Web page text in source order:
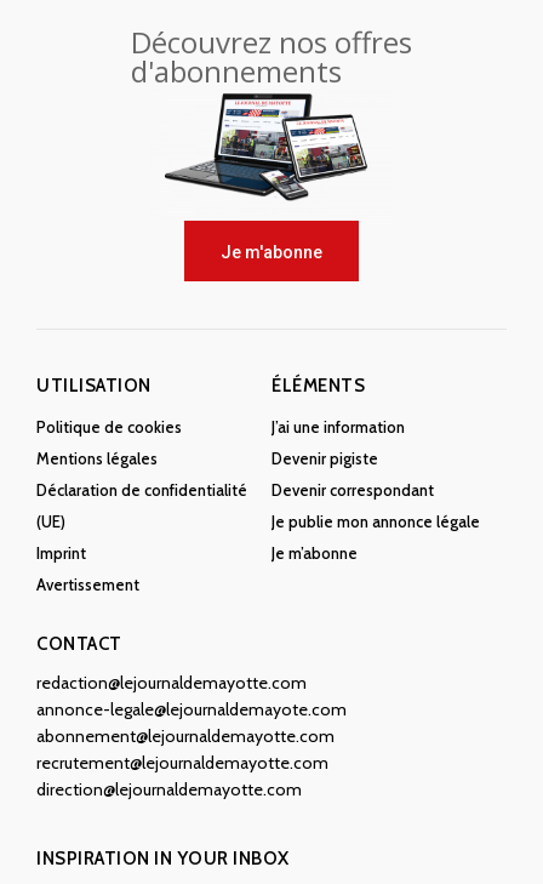
Découvrez nos offres
d'abonnements
Je m'abonne
UTILISATION
Politique de cookies
Mentions légales
Déclaration de confidentialité
(UE)
Imprint
Avertissement
ÉLÉMENTS
J’ai une information
Devenir pigiste
Devenir correspondant
Je publie mon annonce légale
Je m’abonne
CONTACT
redaction@lejournaldemayotte.com
annonce-legale@lejournaldemayote.com
abonnement@lejournaldemayotte.com
recrutement@lejournaldemayotte.com
direction@lejournaldemayotte.com
INSPIRATION IN YOUR INBOX